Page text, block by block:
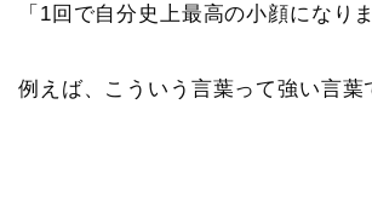
「1回で自分史上最高の小顔になり
例えば、こういう言葉って強い言葉